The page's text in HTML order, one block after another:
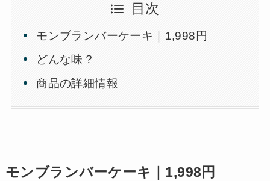
目次
モンブランバーケーキ｜1,998円
どんな味？
商品の詳細情報
モンブランバーケーキ｜1,998円